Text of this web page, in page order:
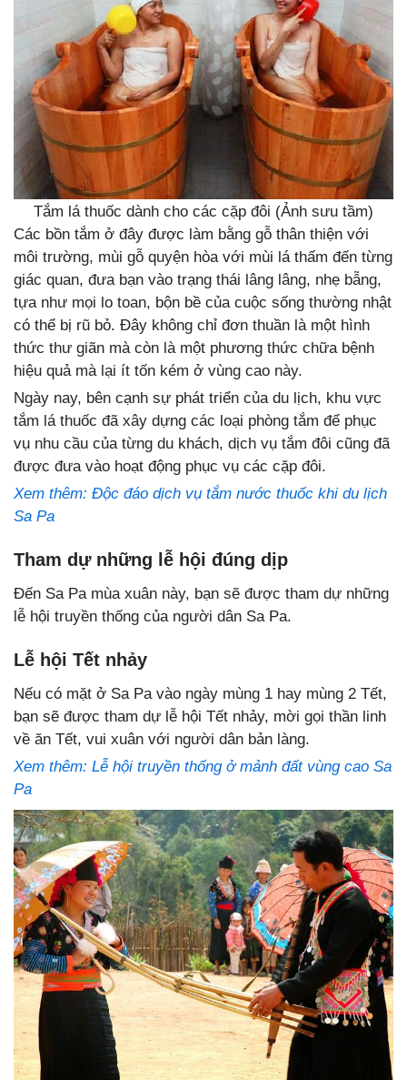
Tắm lá thuốc dành cho các cặp đôi (Ảnh sưu tầm)
Các bồn tắm ở đây được làm bằng gỗ thân thiện với
môi trường, mùi gỗ quyện hòa với mùi lá thấm đến từng
giác quan, đưa bạn vào trạng thái lâng lâng, nhẹ bẫng,
tựa như mọi lo toan, bộn bề của cuộc sống thường nhật
có thể bị rũ bỏ. Đây không chỉ đơn thuần là một hình
thức thư giãn mà còn là một phương thức chữa bệnh
hiệu quả mà lại ít tốn kém ở vùng cao này.
Ngày nay, bên cạnh sự phát triển của du lịch, khu vực
tắm lá thuốc đã xây dựng các loại phòng tắm để phục
vụ nhu cầu của từng du khách, dịch vụ tắm đôi cũng đã
được đưa vào hoạt động phục vụ các cặp đôi.
Xem thêm: Độc đáo dịch vụ tắm nước thuốc khi du lịch
Sa Pa
Tham dự những lễ hội đúng dịp
Đến Sa Pa mùa xuân này, bạn sẽ được tham dự những
lễ hội truyền thống của người dân Sa Pa.
Lễ hội Tết nhảy
Nếu có mặt ở Sa Pa vào ngày mùng 1 hay mùng 2 Tết,
bạn sẽ được tham dự lễ hội Tết nhảy, mời gọi thần linh
về ăn Tết, vui xuân với người dân bản làng.
Xem thêm: Lễ hội truyền thống ở mảnh đất vùng cao Sa
Pa